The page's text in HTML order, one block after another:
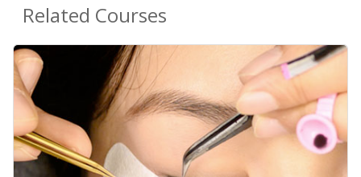
Related Courses